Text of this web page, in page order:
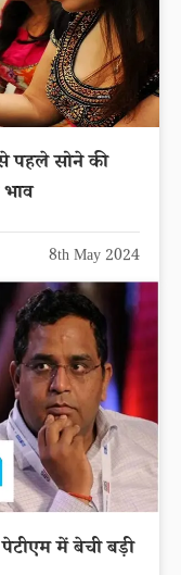
पहले सोने की
8th May 2024
में बेची बड़ी